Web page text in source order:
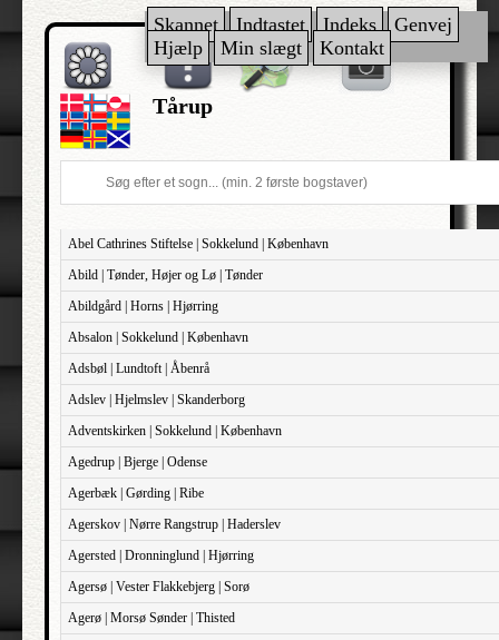
Skannet Indtastet Indeks
Genvej
Hjælp
Min slægt Kontakt
Tårup
Abel Cathrines Stiftelse | Sokkelund | København
Abild | Tønder, Højer og Lø | Tønder
Abildgård | Horns | Hjørring
Absalon | Sokkelund | København
Adsbøl | Lundtoft | Åbenrå
Adslev | Hjelmslev | Skanderborg
Adventskirken | Sokkelund | København
Agedrup | Bjerge | Odense
Agerbæk | Gørding | Ribe
Agerskov | Nørre Rangstrup | Haderslev
Agersted | Dronninglund | Hjørring
Agersø | Vester Flakkebjerg | Sorø
Agerø | Morsø Sønder | Thisted